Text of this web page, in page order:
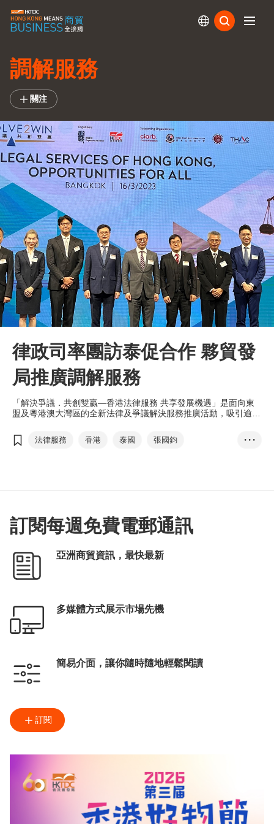
調解服務
關注
律政司率團訪泰促合作 夥貿發
局推廣調解服務
「解決爭議．共創雙贏—香港法律服務 共享發展機遇」是面向東
盟及粵港澳大灣區的全新法律及爭議解決服務推廣活動，吸引逾
法律服務 香港 泰國
張國鈞
劉會平
跨境法律服務 大灣區
一國兩制
• • •
訂閱每週免費電郵通訊
亞洲商貿資訊，最快最新
多媒體方式展示市場先機
簡易介面，讓你隨時隨地輕鬆閱讀
訂閱